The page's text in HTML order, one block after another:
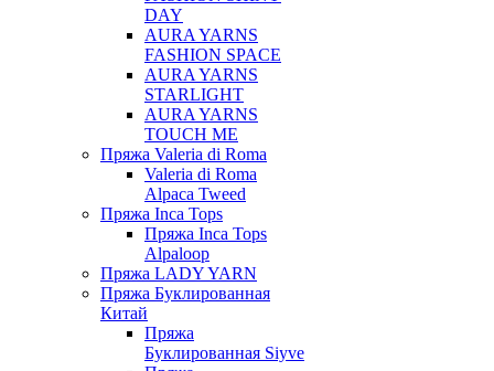
DAY
AURA YARNS
FASHION SPACE
AURA YARNS
STARLIGHT
AURA YARNS
TOUCH ME
Пряжа Valeria di Roma
Valeria di Roma
Alpaca Tweed
Пряжа Inca Tops
Пряжа Inca Tops
Alpaloop
Пряжа LADY YARN
Пряжа Буклированная
Китай
Пряжа
Буклированная Siyve